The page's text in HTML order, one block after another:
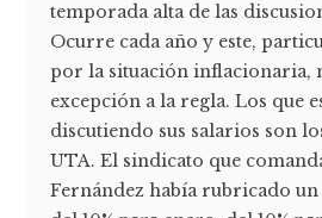
temporada alta de las
Ocurre cada año y este,
por la situación inflacionaria,
excepción a la regla. Los que
discutiendo sus salarios son
UTA. El sindicato que
Fernández había rubricado